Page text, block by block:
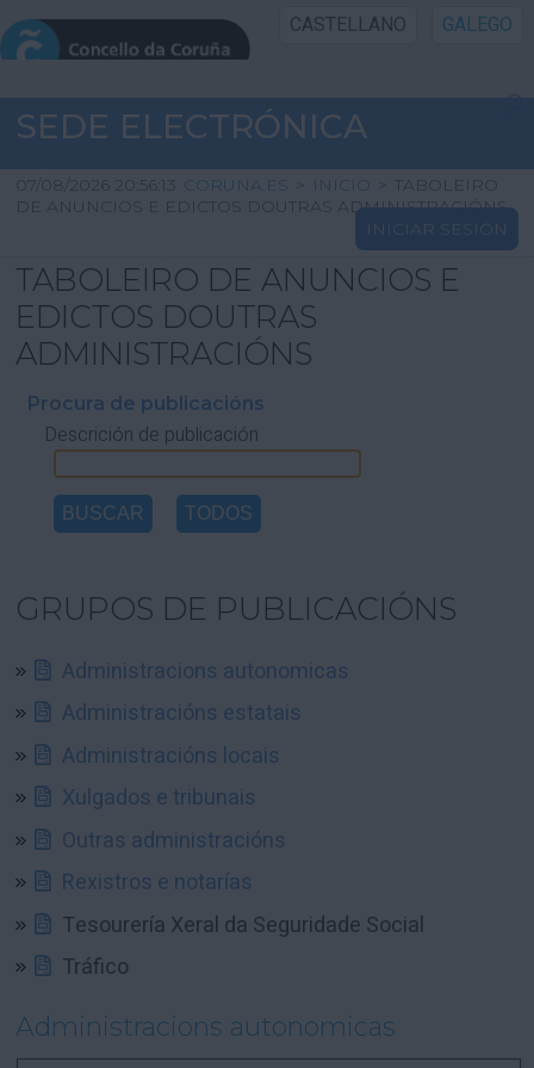
CASTELLANO GALEGO
INICIO SEDE
INICIO
INFORMACIÓN PÚBLICA
CARTAFOL CIDADÁN
UTILIDADES
AXUDA
SEDE ELECTRÓNICA
07/08/2026 20:56:13 CORUNA.ES > INICIO > TABOLEIRO
DE ANUNCIOS E EDICTOS DOUTRAS ADMINISTRACIÓNS
INICIAR SESIÓN
TABOLEIRO DE ANUNCIOS E
EDICTOS DOUTRAS
ADMINISTRACIÓNS
Procura de publicacións
Descrición de publicación
GRUPOS DE PUBLICACIÓNS
Administracions autonomicas
Administracións estatais
Administracións locais
Xulgados e tribunais
Outras administracións
Rexistros e notarías
Tesourería Xeral da Seguridade Social
Tráfico
Administracions autonomicas